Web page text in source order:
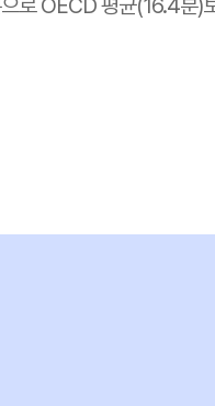
로 OECD 평균(16.4분)